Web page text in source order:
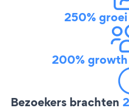
250% groei
200% growth
Bezoekers brachten